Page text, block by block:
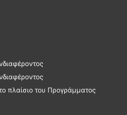
πλαίσιο του Προγράμματος